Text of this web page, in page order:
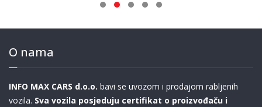
O nama
INFO MAX CARS d.o.o. bavi se uvozom i prodajom rabljenih
vozila. Sva vozila posjeduju certifikat o proizvođaču i